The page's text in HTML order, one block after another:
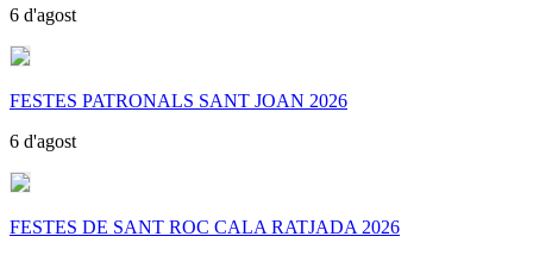
6 d'agost
FESTES PATRONALS SANT JOAN 2026
6 d'agost
FESTES DE SANT ROC CALA RATJADA 2026